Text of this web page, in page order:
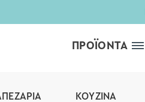
ΠΡΟΪΟΝΤΑ
ΚΟΥΖΊΝΑ